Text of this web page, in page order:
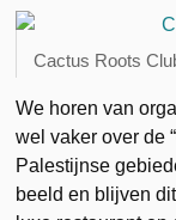
Cactus Roots
We horen van
wel vaker over de
Palestijnse
beeld en blijven